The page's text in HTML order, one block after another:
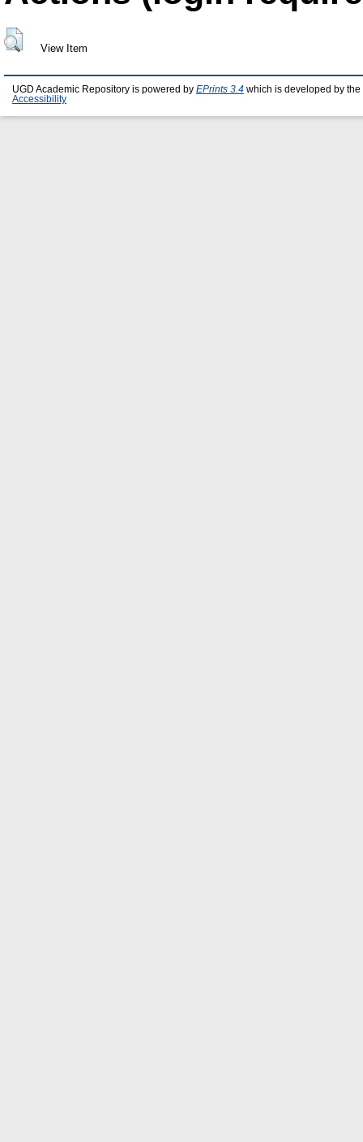
View Item
UGD Academic Repository is powered by EPrints 3.4 which is developed by the
Accessibility